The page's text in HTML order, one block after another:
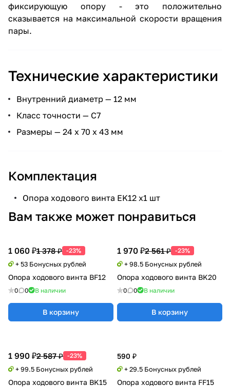
фиксирующую опору - это положительно
сказывается на максимальной скорости вращения
пары.
Технические характеристики
Внутренний диаметр — 12 мм
Класс точности — C7
Размеры — 24 х 70 х 43 мм
Комплектация
Опора ходового винта EK12 х1 шт
Вам также может понравиться
1 060 ₽1 378 ₽ -23%
+ 53 Бонусных рублей
Опора ходового винта BF12
0 0 В наличии
В корзину
1 970 ₽2 561 ₽ -23%
+ 98.5 Бонусных рублей
Опора ходового винта BK20
0 0 В наличии
В корзину
590 ₽
+ 29.5 Бонусных рублей
Опора ходового винта FF15
1 990 ₽2 587 ₽ -23%
+ 99.5 Бонусных рублей
Опора ходового винта BK15